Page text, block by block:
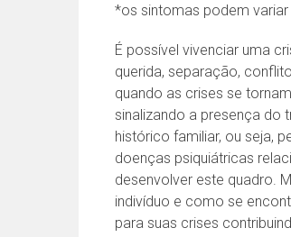
*os sintomas podem
É possível vivenciar uma
querida, separação,
quando as crises se
sinalizando a presença do
histórico familiar, ou seja,
doenças psiquiátricas
desenvolver este quadro.
indivíduo e como se
para suas crises